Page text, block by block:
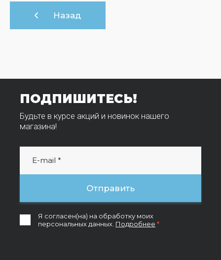
Назад
ПОДПИШИТЕСЬ!
Будьте в курсе акций и новинок нашего
магазина!
Я согласен(на) на обработку моих
персональных данных. Подробнее *
Отправить